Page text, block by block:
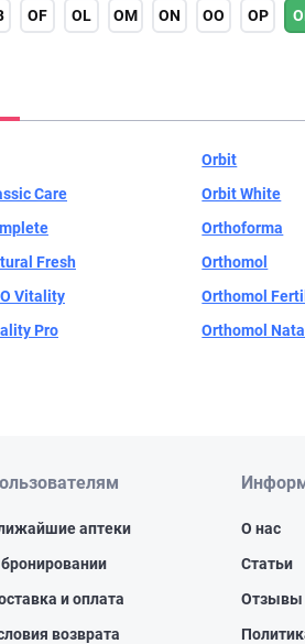
OF OL OM ON OO OP
Care
Fresh
Vitality
Pro
Orbit
Orbit White
Orthoforma
Orthomol
Orthomol
Orthomol
аптеки
и оплата
возврата
О нас
Статьи
Отзывы